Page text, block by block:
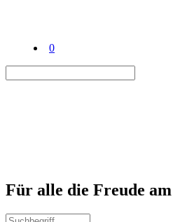
0
Für alle die Freude